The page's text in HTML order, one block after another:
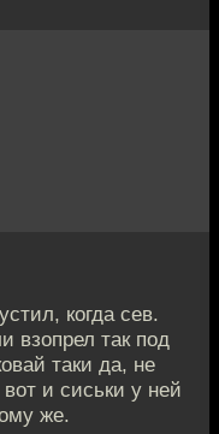
когда сев.
взопрел так под
таки да, не
и сиськи у ней
же.